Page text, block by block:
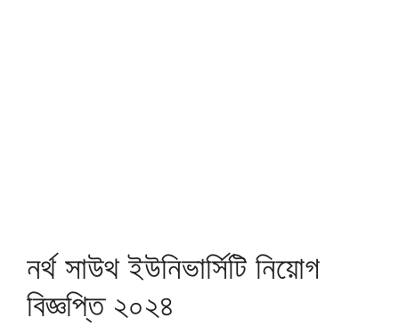
নর্থ সাউথ ইউনিভার্সিটি নিয়োগ
বিজ্ঞপ্তি ২০২৪